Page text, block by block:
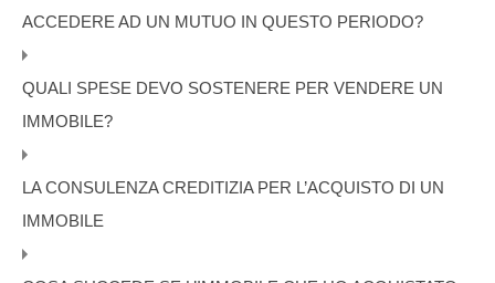
ACCEDERE AD UN MUTUO IN QUESTO PERIODO?
QUALI SPESE DEVO SOSTENERE PER VENDERE UN
IMMOBILE?
LA CONSULENZA CREDITIZIA PER L’ACQUISTO DI UN
IMMOBILE